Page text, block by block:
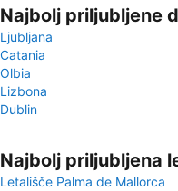
Najbolj priljubljene
Ljubljana
Catania
Olbia
Lizbona
Dublin
Najbolj priljubljena
Letališče Palma de Mallorca